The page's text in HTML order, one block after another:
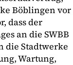
Böblingen vor
dass der
an die SWBB
die Stadtwerke
Wartung,